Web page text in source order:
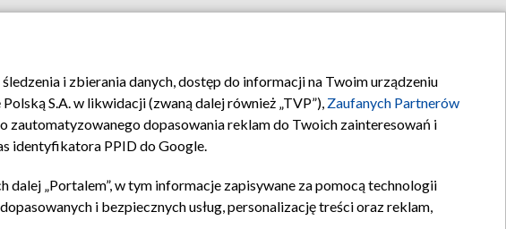
Biuro reklamy Kontakt
i zbierania danych, dostęp do informacji na Twoim urządzeniu
S.A. w likwidacji (zwaną dalej również „TVP”), Zaufanych Partnerów
zautomatyzowanego dopasowania reklam do Twoich zainteresowań i
identyfikatora PPID do Google.
dalej „Portalem”, w tym informacje zapisywane za pomocą technologii
i bezpiecznych usług, personalizację treści oraz reklam,